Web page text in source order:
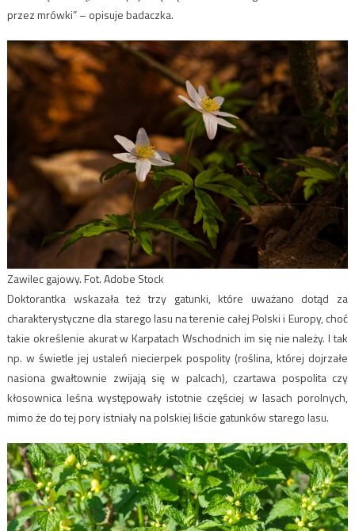
przez mrówki” – opisuje badaczka.
Zawilec gajowy. Fot. Adobe Stock
Doktorantka wskazała też trzy gatunki, które uważano dotąd za
charakterystyczne dla starego lasu na terenie całej Polski i Europy, choć
takie określenie akurat w Karpatach Wschodnich im się nie należy. I tak
np. w świetle jej ustaleń niecierpek pospolity (roślina, której dojrzałe
nasiona gwałtownie zwijają się w palcach), czartawa pospolita czy
kłosownica leśna występowały istotnie częściej w lasach porolnych,
mimo że do tej pory istniały na polskiej liście gatunków starego lasu.